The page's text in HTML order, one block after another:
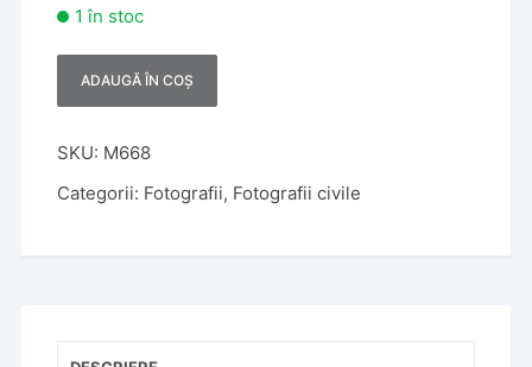
1 în stoc
ADAUGĂ ÎN COȘ
t
SKU: M668
Categorii: Fotografii, Fotografii civile